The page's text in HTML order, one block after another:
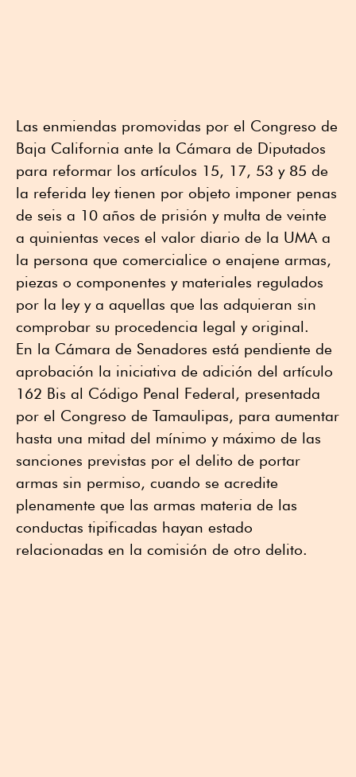
Las enmiendas promovidas por el Congreso de
Baja California ante la Cámara de Diputados
para reformar los artículos 15, 17, 53 y 85 de
la referida ley tienen por objeto imponer penas
de seis a 10 años de prisión y multa de veinte
a quinientas veces el valor diario de la UMA a
la persona que comercialice o enajene armas,
piezas o componentes y materiales regulados
por la ley y a aquellas que las adquieran sin
comprobar su procedencia legal y original.
En la Cámara de Senadores está pendiente de
aprobación la iniciativa de adición del artículo
162 Bis al Código Penal Federal, presentada
por el Congreso de Tamaulipas, para aumentar
hasta una mitad del mínimo y máximo de las
sanciones previstas por el delito de portar
armas sin permiso, cuando se acredite
plenamente que las armas materia de las
conductas tipificadas hayan estado
relacionadas en la comisión de otro delito.